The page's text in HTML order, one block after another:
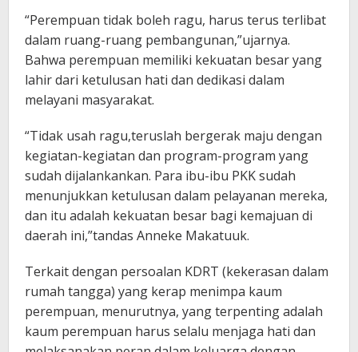
“Perempuan tidak boleh ragu, harus terus terlibat
dalam ruang-ruang pembangunan,”ujarnya.
Bahwa perempuan memiliki kekuatan besar yang
lahir dari ketulusan hati dan dedikasi dalam
melayani masyarakat.
“Tidak usah ragu,teruslah bergerak maju dengan
kegiatan-kegiatan dan program-program yang
sudah dijalankankan. Para ibu-ibu PKK sudah
menunjukkan ketulusan dalam pelayanan mereka,
dan itu adalah kekuatan besar bagi kemajuan di
daerah ini,”tandas Anneke Makatuuk.
Terkait dengan persoalan KDRT (kekerasan dalam
rumah tangga) yang kerap menimpa kaum
perempuan, menurutnya, yang terpenting adalah
kaum perempuan harus selalu menjaga hati dan